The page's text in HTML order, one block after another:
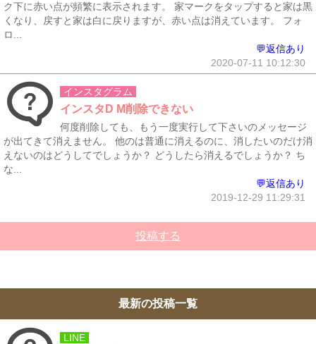
ク下に赤い点が頻繁に表示されます。 家マークをタップすると家は黒
くなり、戻すと家は白に戻りますが、赤い点は消えています。 フォ
ロ...
💬返信あり
2020-07-11 10:12:30
インスタグラム
インスタD M削除できない
何度削除しても、もう一度実行して下さいのメッセージ
が出てきて消えません。 他のは普通に消えるのに、消したいのだけ消
えないのはどうしてでしょうか？ どうしたら消えるでしょうか？ ち
な...
💬返信あり
2019-12-29 11:29:31
投稿する
最新の投稿一覧
LINE